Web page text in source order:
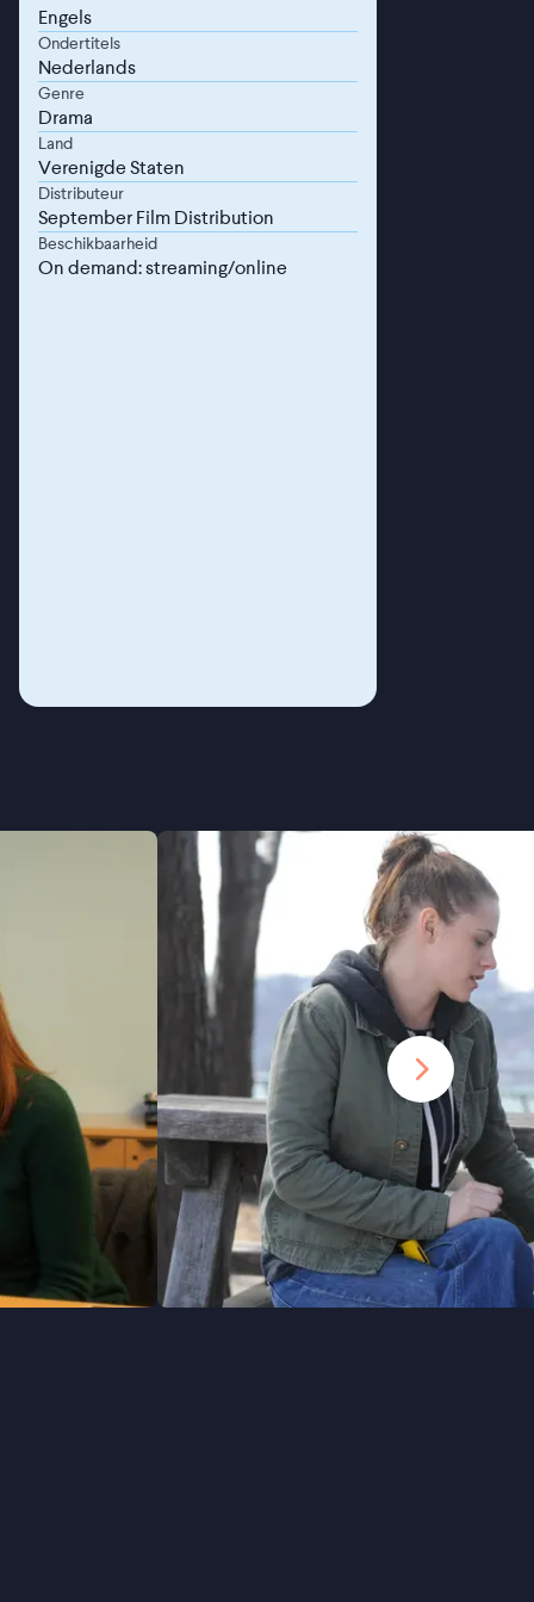
Engels
Ondertitels
Nederlands
Genre
Drama
Land
Verenigde Staten
Distributeur
September Film Distribution
Beschikbaarheid
On demand: streaming/online